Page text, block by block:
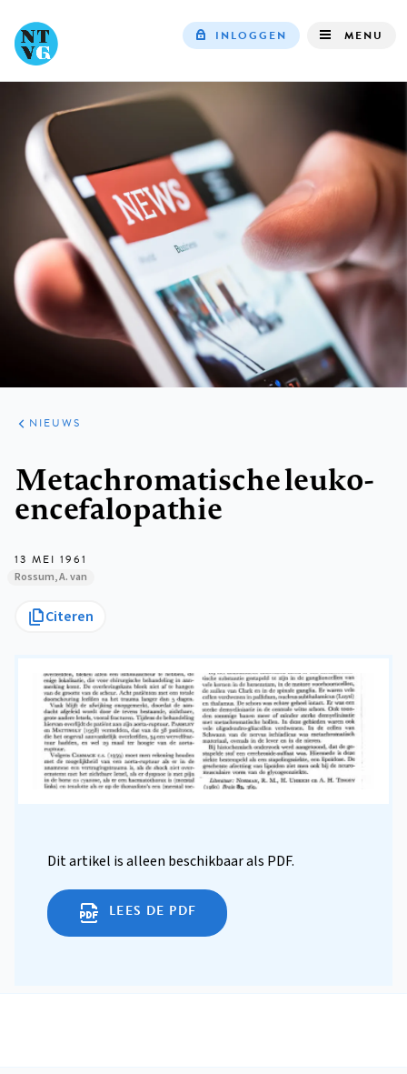
INLOGGEN MENU
ARTIKELEN
HET
KORT
NIEUWS
Metachromatische leuko-
encefalopathie
13 MEI 1961
Rossum, A. van
Citeren
Dit artikel is alleen beschikbaar als PDF.
LEES DE PDF